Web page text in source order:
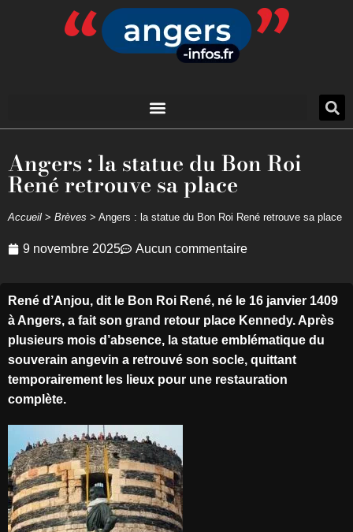
Angers : la statue du Bon Roi
René retrouve sa place
Accueil > Brèves > Angers : la statue du Bon Roi René retrouve sa place
9 novembre 2025 Aucun commentaire
René d’Anjou, dit le Bon Roi René, né le 16 janvier 1409
à Angers, a fait son grand retour place Kennedy. Après
plusieurs mois d’absence, la statue emblématique du
souverain angevin a retrouvé son socle, quittant
temporairement les lieux pour une restauration
complète.